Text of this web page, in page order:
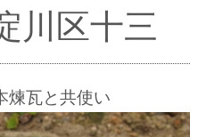
川区十三
煉瓦と共使い